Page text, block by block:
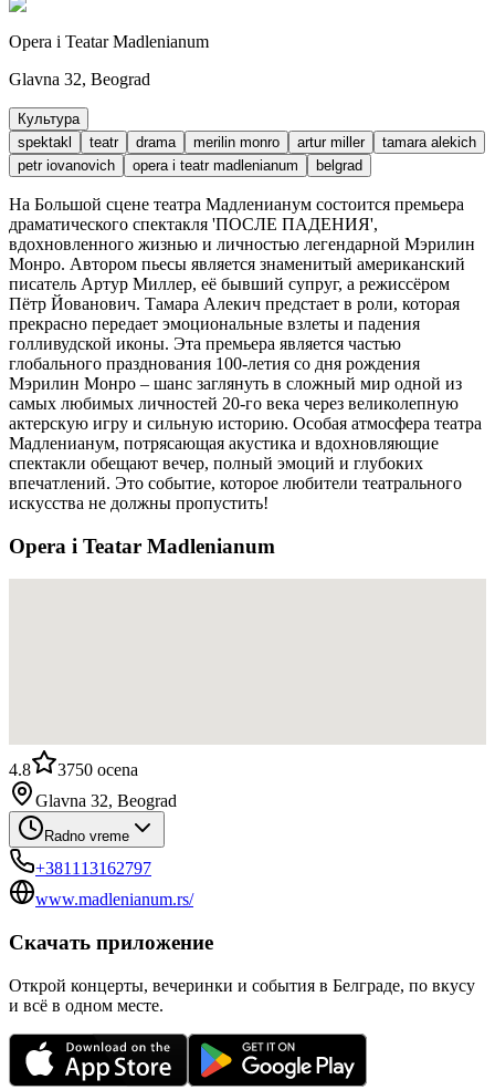
Opera i Teatar Madlenianum
Glavna 32, Beograd
Культура
spektakl
teatr drama merilin monro artur miller
tamara alekich
petr iovanovich
opera i teatr madlenianum belgrad
На Большой сцене театра Мадленианум состоится премьера
драматического спектакля 'ПОСЛЕ ПАДЕНИЯ',
вдохновленного жизнью и личностью легендарной Мэрилин
Монро. Автором пьесы является знаменитый американский
писатель Артур Миллер, её бывший супруг, а режиссёром
Пётр Йованович. Тамара Алекич предстает в роли, которая
прекрасно передает эмоциональные взлеты и падения
голливудской иконы. Эта премьера является частью
глобального празднования 100-летия со дня рождения
Мэрилин Монро – шанс заглянуть в сложный мир одной из
самых любимых личностей 20-го века через великолепную
актерскую игру и сильную историю. Особая атмосфера театра
Мадленианум, потрясающая акустика и вдохновляющие
спектакли обещают вечер, полный эмоций и глубоких
впечатлений. Это событие, которое любители театрального
искусства не должны пропустить!
Opera i Teatar Madlenianum
4.8 3750 ocena
Glavna 32, Beograd
Radno vreme
+381113162797
www.madlenianum.rs/
Скачать приложение
Открой концерты, вечеринки и события в Белграде, по вкусу
и всё в одном месте.